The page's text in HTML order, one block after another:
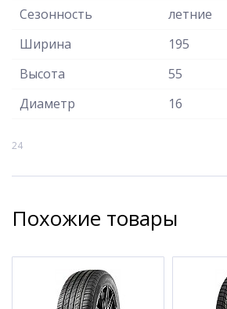
Сезонность
летние
Ширина
195
Высота
55
Диаметр
16
24
Похожие товары